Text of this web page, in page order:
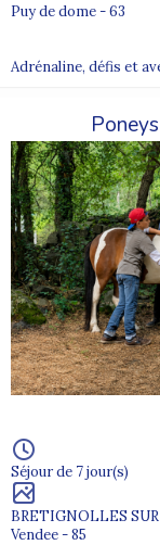
Puy de dome - 63
Adrénaline, défis et
Séjour de 7 jour(s)
BRETIGNOLLES
Vendee - 85